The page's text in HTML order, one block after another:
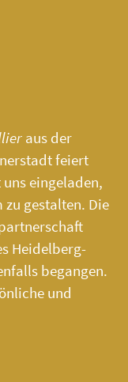
aus der
feiert
eingeladen,
gestalten. Die
Heidelberg-
begangen.
und